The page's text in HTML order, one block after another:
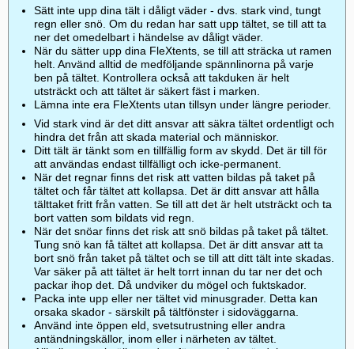
Sätt inte upp dina tält i dåligt väder - dvs. stark vind, tungt
regn eller snö. Om du redan har satt upp tältet, se till att ta
ner det omedelbart i händelse av dåligt väder.
När du sätter upp dina FleXtents, se till att sträcka ut ramen
helt. Använd alltid de medföljande spännlinorna på varje
ben på tältet. Kontrollera också att takduken är helt
utsträckt och att tältet är säkert fäst i marken.
Lämna inte era FleXtents utan tillsyn under längre perioder.
Vid stark vind är det ditt ansvar att säkra tältet ordentligt och
hindra det från att skada material och människor.
Ditt tält är tänkt som en tillfällig form av skydd. Det är till för
att användas endast tillfälligt och icke-permanent.
När det regnar finns det risk att vatten bildas på taket på
tältet och får tältet att kollapsa. Det är ditt ansvar att hålla
tälttaket fritt från vatten. Se till att det är helt utsträckt och ta
bort vatten som bildats vid regn.
När det snöar finns det risk att snö bildas på taket på tältet.
Tung snö kan få tältet att kollapsa. Det är ditt ansvar att ta
bort snö från taket på tältet och se till att ditt tält inte skadas.
Var säker på att tältet är helt torrt innan du tar ner det och
packar ihop det. Då undviker du mögel och fuktskador.
Packa inte upp eller ner tältet vid minusgrader. Detta kan
orsaka skador - särskilt på tältfönster i sidoväggarna.
Använd inte öppen eld, svetsutrustning eller andra
antändningskällor, inom eller i närheten av tältet.